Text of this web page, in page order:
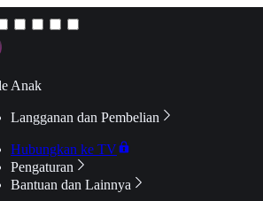
Anak
Langganan dan Pembelian
Hubungkan ke TV
Pengaturan
Bantuan dan Lainnya